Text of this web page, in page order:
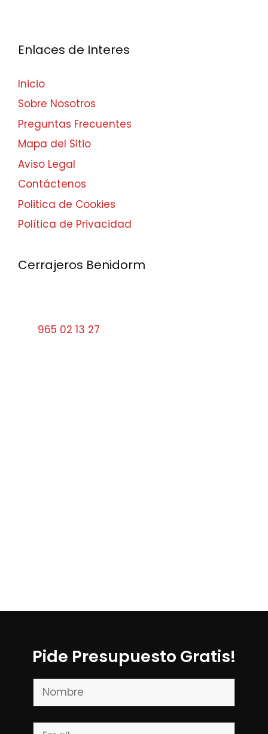
Enlaces de Interes
Inicio
Sobre Nosotros
Preguntas Frecuentes
Mapa del Sitio
Aviso Legal
Contáctenos
Politica de Cookies
Política de Privacidad
Cerrajeros Benidorm
965 02 13 27
Pide Presupuesto Gratis!